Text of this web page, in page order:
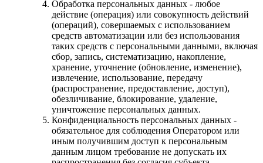
Обработка персональных данных - любое
действие (операция) или совокупность действий
(операций), совершаемых с использованием
средств автоматизации или без использования
таких средств с персональными данными, включая
сбор, запись, систематизацию, накопление,
хранение, уточнение (обновление, изменение),
извлечение, использование, передачу
(распространение, предоставление, доступ),
обезличивание, блокирование, удаление,
уничтожение персональных данных.
Конфиденциальность персональных данных -
обязательное для соблюдения Оператором или
иным получившим доступ к персональным
данным лицом требование не допускать их